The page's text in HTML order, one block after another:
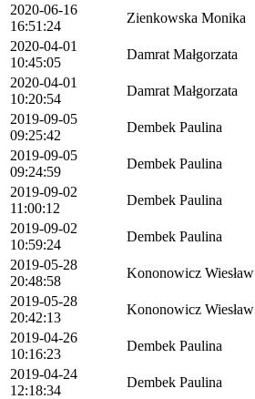
2020-06-16
16:51:24
Zienkowska Monika
2020-04-01
10:45:05
Damrat Małgorzata
2020-04-01
10:20:54
Damrat Małgorzata
2019-09-05
09:25:42
Dembek Paulina
2019-09-05
09:24:59
Dembek Paulina
2019-09-02
11:00:12
Dembek Paulina
2019-09-02
10:59:24
Dembek Paulina
2019-05-28
20:48:58
Kononowicz Wiesław
2019-05-28
20:42:13
Kononowicz Wiesław
2019-04-26
10:16:23
Dembek Paulina
2019-04-24
12:18:34
Dembek Paulina